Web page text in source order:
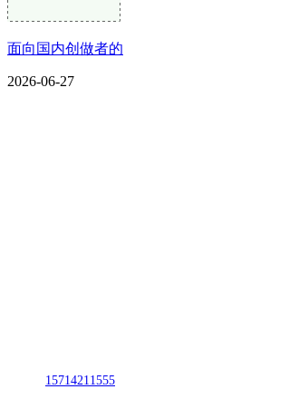
面向国内创做者的
2026-06-27
15714211555